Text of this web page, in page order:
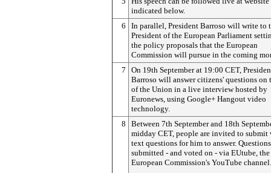
indicated below.
6
In parallel, President Barroso will write to
President of the European Parliament
the policy proposals that the European
Commission will pursue in the coming
7
On 19th September at 19:00 CET,
Barroso will answer citizens' questions on
of the Union in a live interview hosted by
Euronews, using Google+ Hangout video
technology.
8
Between 7th September and 18th
midday CET, people are invited to submit
text questions for him to answer.
submitted - and voted on - via EUtube, the
European Commission's YouTube channel.